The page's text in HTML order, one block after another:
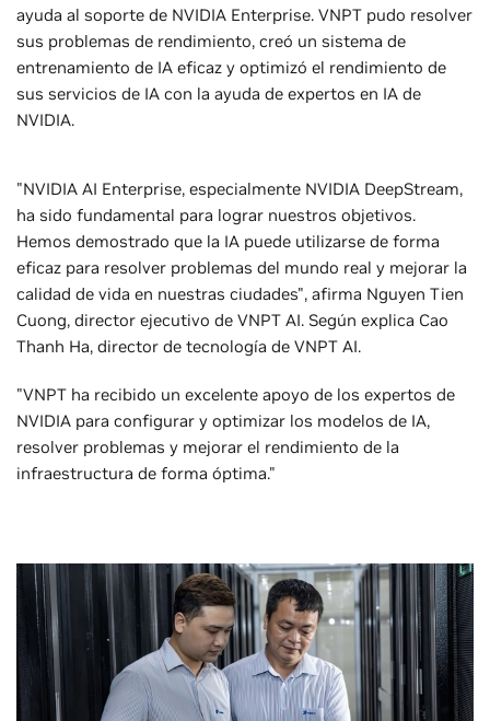
ayuda al soporte de NVIDIA Enterprise. VNPT pudo resolver
sus problemas de rendimiento, creó un sistema de
entrenamiento de IA eficaz y optimizó el rendimiento de
sus servicios de IA con la ayuda de expertos en IA de
NVIDIA.
"NVIDIA AI Enterprise, especialmente NVIDIA DeepStream,
ha sido fundamental para lograr nuestros objetivos.
Hemos demostrado que la IA puede utilizarse de forma
eficaz para resolver problemas del mundo real y mejorar la
calidad de vida en nuestras ciudades", afirma Nguyen Tien
Cuong, director ejecutivo de VNPT AI. Según explica Cao
Thanh Ha, director de tecnología de VNPT AI.
"VNPT ha recibido un excelente apoyo de los expertos de
NVIDIA para configurar y optimizar los modelos de IA,
resolver problemas y mejorar el rendimiento de la
infraestructura de forma óptima."